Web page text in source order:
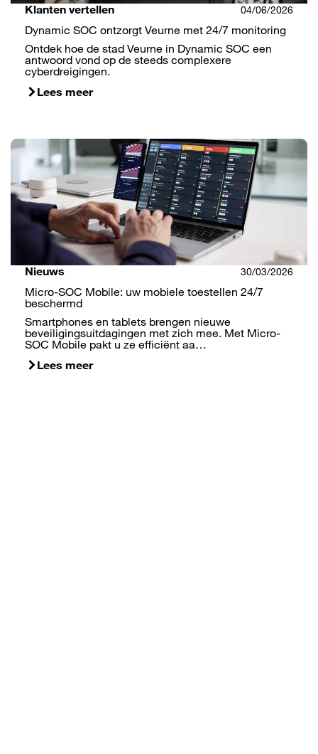
Klanten vertellen 04/06/2026
Dynamic SOC ontzorgt Veurne met 24/7 monitoring
Ontdek hoe de stad Veurne in Dynamic SOC een
antwoord vond op de steeds complexere
cyberdreigingen.
Lees meer
Nieuws 30/03/2026
Micro-SOC Mobile: uw mobiele toestellen 24/7
beschermd
Smartphones en tablets brengen nieuwe
beveiligingsuitdagingen met zich mee. Met Micro-
SOC Mobile pakt u ze efficiënt aa…
Lees meer